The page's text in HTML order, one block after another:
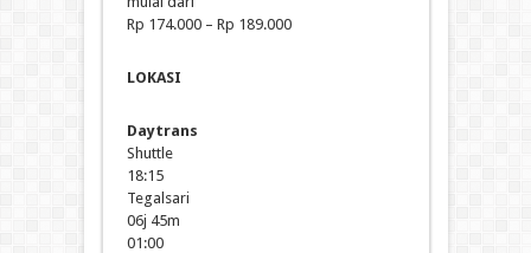
Rp 174.000 – Rp 189.000
LOKASI
Daytrans
Shuttle
18:15
Tegalsari
06j 45m
01:00